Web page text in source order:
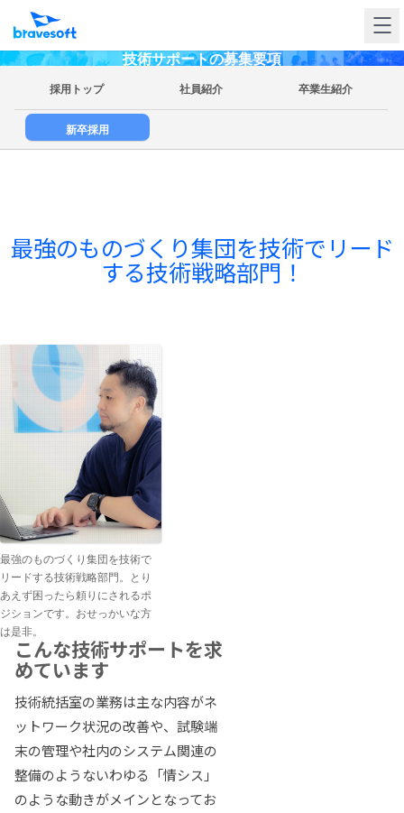
技術サポートの募集要項
採用トップ 社員紹介 卒業生紹介
新卒採用
最強のものづくり集団を技術でリード
する技術戦略部門！
最強のものづくり集団を技術で
リードする技術戦略部門。とり
あえず困ったら頼りにされるポ
ジションです。おせっかいな方
は是非。
こんな技術サポートを求
めています
技術統括室の業務は主な内容がネ
ットワーク状況の改善や、試験端
末の管理や社内のシステム関連の
整備のようないわゆる「情シス」
のような動きがメインとなってお